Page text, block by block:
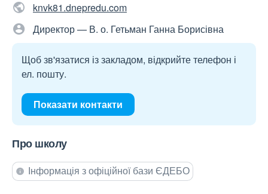
knvk81.dnepredu.com
Директор — В. о. Гетьман Ганна Борисівна
Щоб зв'язатися із закладом, відкрийте телефон і
ел. пошту.
Показати контакти
Про школу
Інформація з офіційної бази ЄДЕБО